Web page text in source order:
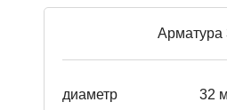
Арматура
диаметр 32